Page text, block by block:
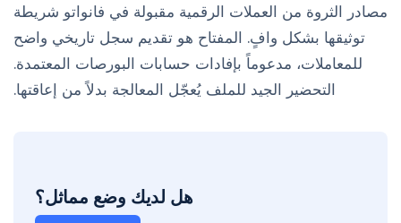
مصادر الثروة من العملات الرقمية مقبولة في فانواتو شريطة
توثيقها بشكل وافٍ. المفتاح هو تقديم سجل تاريخي واضح
للمعاملات، مدعوماً بإفادات حسابات البورصات المعتمدة.
التحضير الجيد للملف يُعجّل المعالجة بدلاً من إعاقتها.
هل لديك وضع مماثل؟